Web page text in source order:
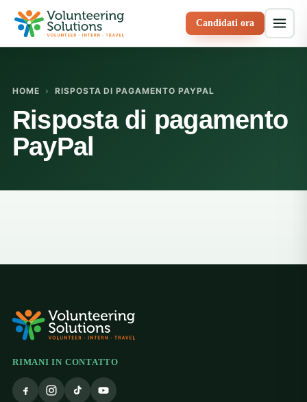
Candidati ora
HOME › RISPOSTA DI PAGAMENTO PAYPAL
Risposta di pagamento
PayPal
RIMANI IN CONTATTO